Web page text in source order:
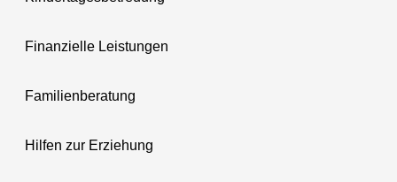
Finanzielle Leistungen
Familienberatung
Hilfen zur Erziehung